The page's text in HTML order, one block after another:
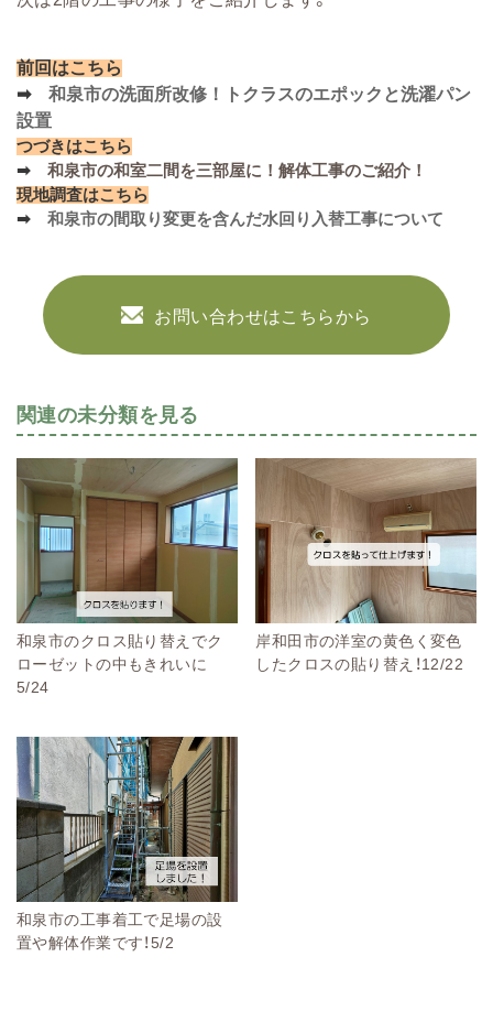
前回はこちら
➡ 和泉市の洗面所改修！トクラスのエポックと洗濯パン
設置
つづきはこちら
➡ 和泉市の和室二間を三部屋に！解体工事のご紹介！
現地調査はこちら
➡ 和泉市の間取り変更を含んだ水回り入替工事について
お問い合わせはこちらから
関連の未分類を見る
和泉市のクロス貼り替えでク
ローゼットの中もきれいに
5/24
岸和田市の洋室の黄色く変色
したクロスの貼り替え！12/22
和泉市の工事着工で足場の設
置や解体作業です！5/2